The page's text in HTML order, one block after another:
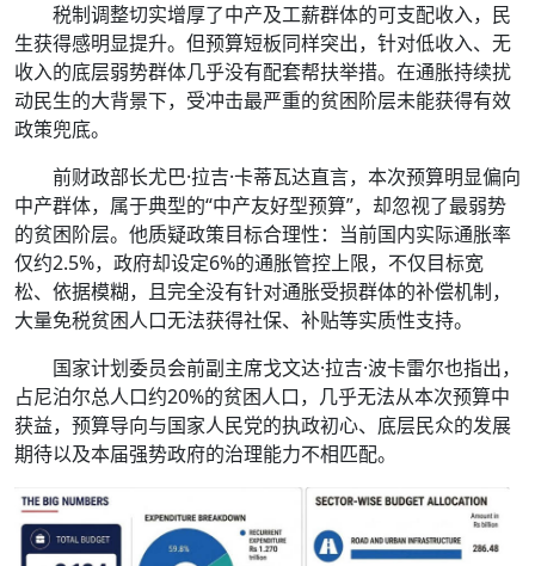
税制调整切实增厚了中产及工薪群体的可支配收入，民
生获得感明显提升。但预算短板同样突出，针对低收入、无
收入的底层弱势群体几乎没有配套帮扶举措。在通胀持续扰
动民生的大背景下，受冲击最严重的贫困阶层未能获得有效
政策兜底。
前财政部长尤巴·拉吉·卡蒂瓦达直言，本次预算明显偏向
中产群体，属于典型的“中产友好型预算”，却忽视了最弱势
的贫困阶层。他质疑政策目标合理性：当前国内实际通胀率
仅约2.5%，政府却设定6%的通胀管控上限，不仅目标宽
松、依据模糊，且完全没有针对通胀受损群体的补偿机制，
大量免税贫困人口无法获得社保、补贴等实质性支持。
国家计划委员会前副主席戈文达·拉吉·波卡雷尔也指出，
占尼泊尔总人口约20%的贫困人口，几乎无法从本次预算中
获益，预算导向与国家人民党的执政初心、底层民众的发展
期待以及本届强势政府的治理能力不相匹配。